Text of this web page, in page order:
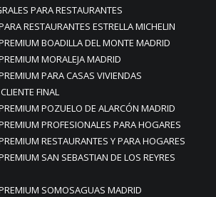
PARA RESTAURANTES
RESTAURANTES ESTRELLA MICHELIN
BOADILLA DEL MONTE MADRID
MORALEJA MADRID
PARA CASAS VIVIENDAS
FINAL
POZUELO DE ALARCÓN MADRID
PROFESIONALES PARA HOGARES
RESTAURANTES Y PARA HOGARES
SAN SEBASTIAN DE LOS REYRES
SOMOSAGUAS MADRID